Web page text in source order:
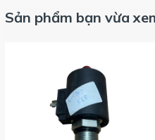
Sản phẩm bạn vừa